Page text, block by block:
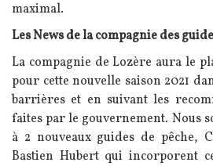
maximal.
Les News de la compagnie des
La compagnie de Lozère aura le
pour cette nouvelle saison 2021
barrières et en suivant les
faites par le gouvernement. Nous
à 2 nouveaux guides de pêche,
Bastien Hubert qui incorporent